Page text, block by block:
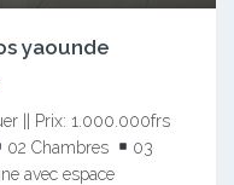
yaounde
|| Prix: 1.000.000frs
02 Chambres
03
avec espace